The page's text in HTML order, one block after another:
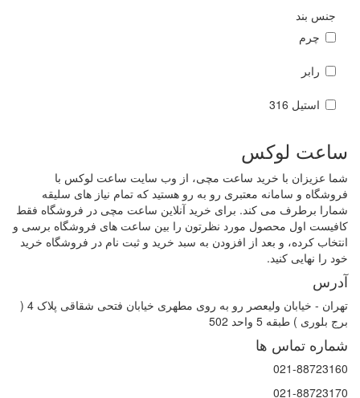
جنس بند
چرم
رابر
استیل 316
ساعت لوکس
شما عزیزان با خرید ساعت مچی، از وب سایت ساعت لوکس با
فروشگاه و سامانه معتبری رو به رو هستید که تمام نیاز های سلیقه
شمارا برطرف می کند. برای خرید آنلاین ساعت مچی در فروشگاه فقط
کافیست اول محصول مورد نظرتون را بین ساعت های فروشگاه برسی و
انتخاب کرده، و بعد از افزودن به سبد خرید و ثبت نام در فروشگاه خرید
خود را نهایی کنید.
آدرس
تهران - خیابان ولیعصر رو به روی مطهری خیابان فتحی شقاقی پلاک 4 (
برج بلوری ) طبقه 5 واحد 502
شماره تماس ها
021-88723160
021-88723170